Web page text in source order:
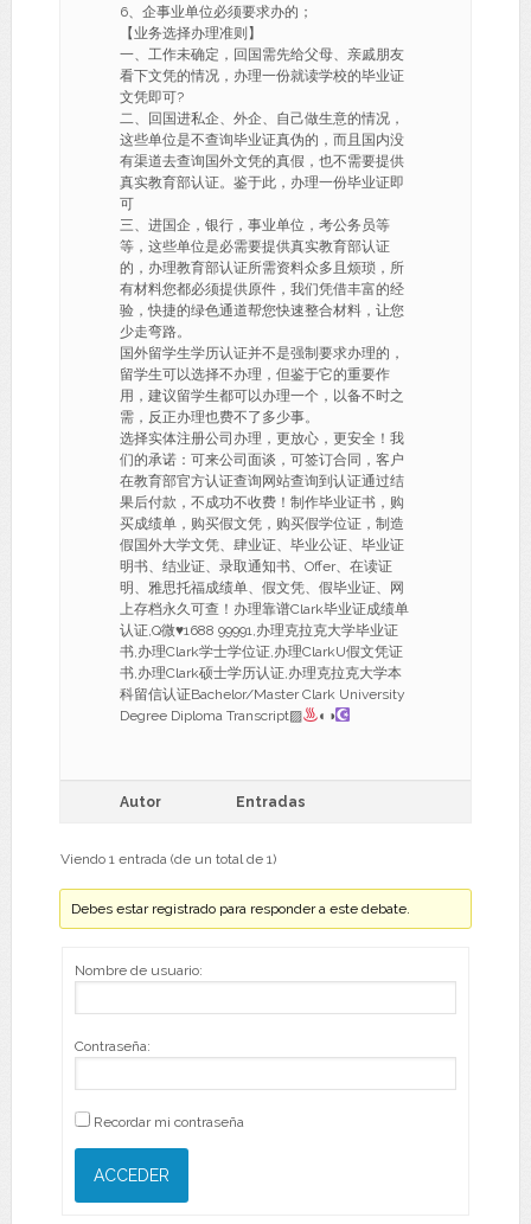
6、企事业单位必须要求办的；
【业务选择办理准则】
一、工作未确定，回国需先给父母、亲戚朋友
看下文凭的情况，办理一份就读学校的毕业证
文凭即可?
二、回国进私企、外企、自己做生意的情况，
这些单位是不查询毕业证真伪的，而且国内没
有渠道去查询国外文凭的真假，也不需要提供
真实教育部认证。鉴于此，办理一份毕业证即
可
三、进国企，银行，事业单位，考公务员等
等，这些单位是必需要提供真实教育部认证
的，办理教育部认证所需资料众多且烦琐，所
有材料您都必须提供原件，我们凭借丰富的经
验，快捷的绿色通道帮您快速整合材料，让您
少走弯路。
国外留学生学历认证并不是强制要求办理的，
留学生可以选择不办理，但鉴于它的重要作
用，建议留学生都可以办理一个，以备不时之
需，反正办理也费不了多少事。
选择实体注册公司办理，更放心，更安全！我
们的承诺：可来公司面谈，可签订合同，客户
在教育部官方认证查询网站查询到认证通过结
果后付款，不成功不收费！制作毕业证书，购
买成绩单，购买假文凭，购买假学位证，制造
假国外大学文凭、肆业证、毕业公证、毕业证
明书、结业证、录取通知书、Offer、在读证
明、雅思托福成绩单、假文凭、假毕业证、网
上存档永久可查！办理靠谱Clark毕业证成绩单
认证,Q微♥1688 99991,办理克拉克大学毕业证
书,办理Clark学士学位证,办理ClarkU假文凭证
书,办理Clark硕士学历认证,办理克拉克大学本
科留信认证Bachelor/Master Clark University
Degree Diploma Transcript▨
◐◑
Autor Entradas
Viendo 1 entrada (de un total de 1)
Debes estar registrado para responder a este debate.
Nombre de usuario:
Contraseña:
Recordar mi contraseña
ACCEDER